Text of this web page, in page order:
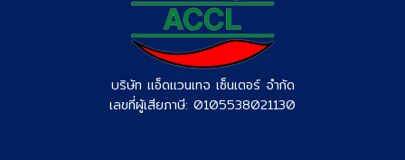
บริษัท แอ็ดแวนเทจ เซ็นเตอร์ จำกัด
เลขที่ผู้เสียภาษี: 0105538021130